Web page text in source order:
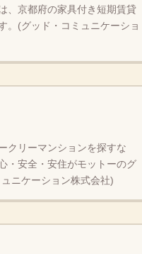
、京都府の家具付き短期賃貸
。(グッド・コミュニケーショ
クリーマンションを探すな
・安全・安住がモットーのグ
ニケーション株式会社)